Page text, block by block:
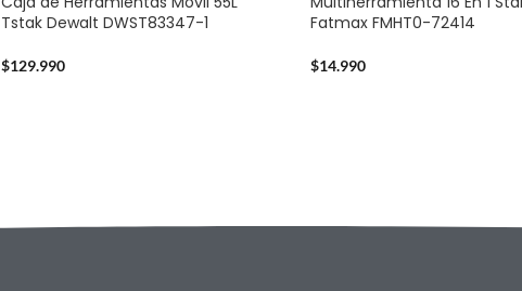
Tstak Dewalt DWST83347-1
$129.990
Fatmax FMHT0-72414
$14.990